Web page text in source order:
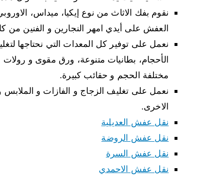
نقوم بفك الاثاث من نوع إيكيا، ميداس،
العفش على أيدي امهر النجارين و الفنين من
نعمل على توفير كل المعدات التي نحتاجها
الأحجام، بطانيات متنوعة، ورق مقوى و رولات
مختلفة الحجم و حقائب كبيرة.
نعمل على تغليف الزجاج و الفازات و الملابس و
الاخرى.
نقل عفش العديلية
نقل عفش الروضة
نقل عفش السرة
نقل عفش الاحمدي